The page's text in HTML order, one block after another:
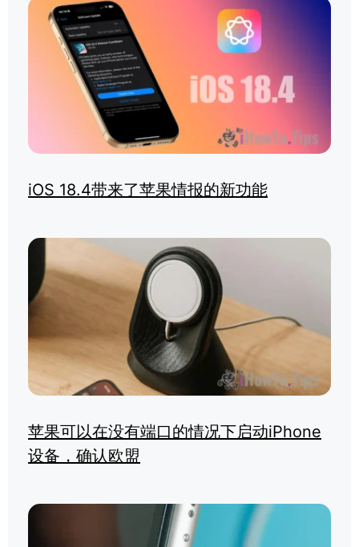
iOS 18.4带来了苹果情报的新功能
苹果可以在没有端口的情况下启动iPhone
设备，确认欧盟